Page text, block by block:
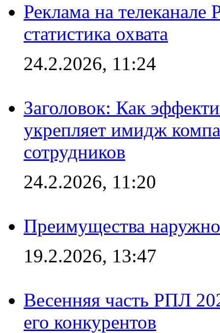
Реклама на
статистика охвата
24.2.2026, 11:24
Заголовок: Как
укрепляет имидж
сотрудников
24.2.2026, 11:20
Преимущества
19.2.2026, 13:47
Весенняя часть РПЛ
его конкурентов